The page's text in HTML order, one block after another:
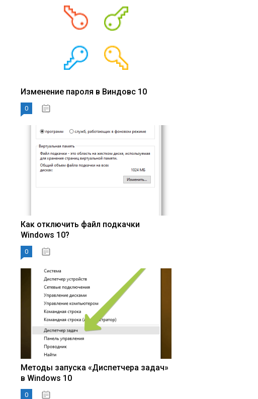
Изменение пароля в Виндовс 10
0
Как отключить файл подкачки
Windows 10?
0
Методы запуска «Диспетчера задач»
в Windows 10
0